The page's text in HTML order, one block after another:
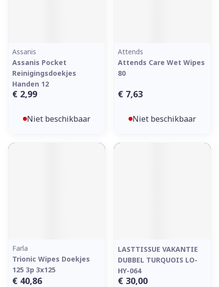
Assanis
Assanis Pocket
Reinigingsdoekjes
Handen 12
€ 2,99
Niet beschikbaar
Attends
Attends Care Wet Wipes
80
€ 7,63
Niet beschikbaar
Farla
Trionic Wipes Doekjes
125 3p 3x125
€ 40,86
LASTTISSUE VAKANTIE
DUBBEL TURQUOIS LO-
HY-064
€ 30,00